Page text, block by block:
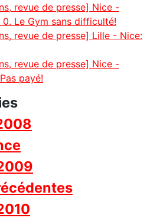
revue de presse] Nice -
Le Gym sans difficulté!
revue de presse] Lille - Nice:
revue de presse] Nice -
payé!